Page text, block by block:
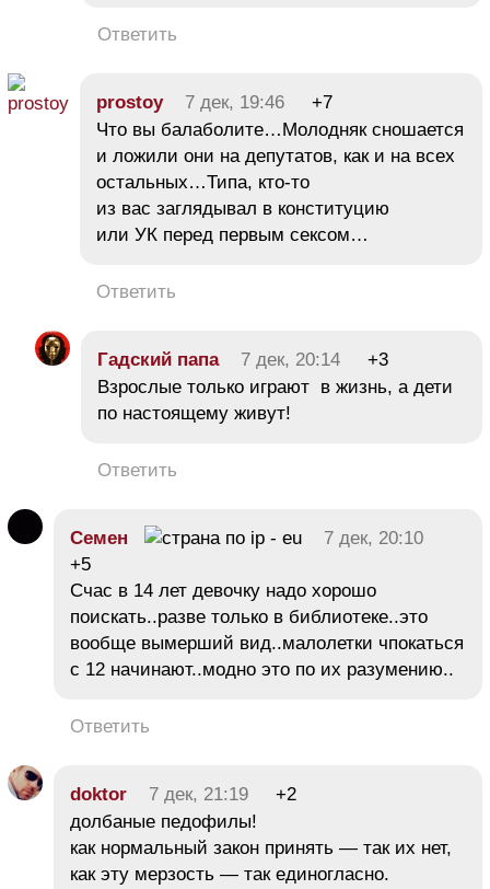
Ответить
prostoy 7 дек, 19:46
+7
Что вы балаболите…Молодняк сношается
и ложили они на депутатов, как и на всех
остальных…Типа, кто-то
из вас заглядывал в конституцию
или УК перед первым сексом…
Ответить
Гадский папа 7 дек, 20:14
+3
Взрослые только играют в жизнь, а дети
по настоящему живут!
Ответить
Семен
7 дек, 20:10
+5
Счас в 14 лет девочку надо хорошо
поискать..разве только в библиотеке..это
вообще вымерший вид..малолетки чпокаться
с 12 начинают..модно это по их разумению..
Ответить
doktor 7 дек, 21:19
+2
долбаные педофилы!
как нормальный закон принять — так их нет,
как эту мерзость — так единогласно.